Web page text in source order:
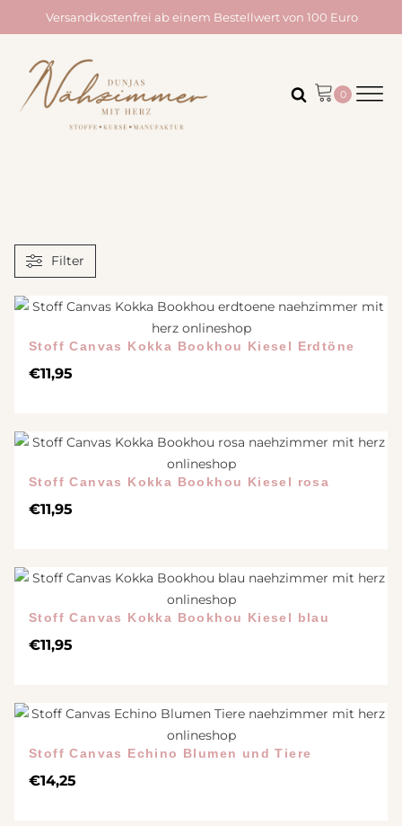
Versandkostenfrei ab einem Bestellwert von 100 Euro
Filter
Stoff Canvas Kokka Bookhou Kiesel Erdtöne
€11,95
Stoff Canvas Kokka Bookhou Kiesel rosa
€11,95
Stoff Canvas Kokka Bookhou Kiesel blau
€11,95
Stoff Canvas Echino Blumen und Tiere
€14,25